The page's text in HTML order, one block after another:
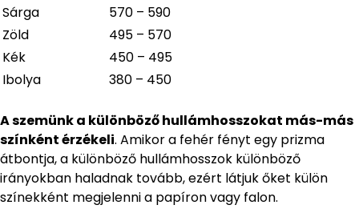
Sárga
570 – 590
Zöld
495 – 570
Kék
450 – 495
Ibolya
380 – 450
A szemünk a különböző hullámhosszokat más-más
színként érzékeli. Amikor a fehér fényt egy prizma
átbontja, a különböző hullámhosszok különböző
irányokban haladnak tovább, ezért látjuk őket külön
színekként megjelenni a papíron vagy falon.